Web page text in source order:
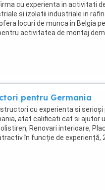
cu experienta in activitati
si izolatii industriale in
locuri de munca in Belgia
activitatea de montaj
pentru Germania
cu experienta si serioși
atat calificati cat si ajutor
Renovari interioare,
în funcție de experiență,